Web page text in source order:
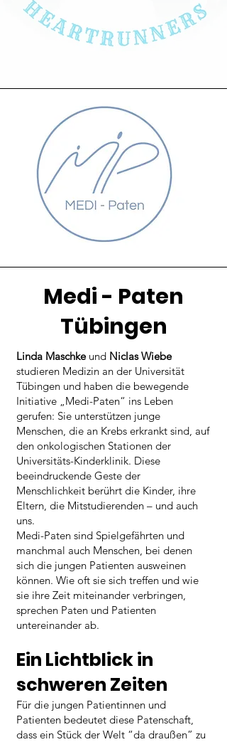
Medi - Paten
Tübingen
Linda Maschkeund Niclas Wiebe
studieren Medizin an der Universität
Tübingen und haben die bewegende
Initiative „Medi-Paten“ ins Leben
gerufen: Sie unterstützen junge
Menschen, die an Krebs erkrankt sind, auf
den onkologischen Stationen der
Universitäts-Kinderklinik. Diese
beeindruckende Geste der
Menschlichkeit berührt die Kinder, ihre
Eltern, die Mitstudierenden – und auch
uns.
Medi-Paten sind Spielgefährten und
manchmal auch Menschen, bei denen
sich die jungen Patienten ausweinen
können. Wie oft sie sich treffen und wie
sie ihre Zeit miteinander verbringen,
sprechen Paten und Patienten
untereinander ab.
Ein Lichtblick in
schweren Zeiten
Für die jungen Patientinnen und
Patienten bedeutet diese Patenschaft,
dass ein Stück der Welt “da draußen” zu